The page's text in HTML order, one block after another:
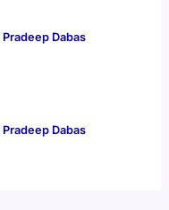
Pradeep Dabas
Pradeep Dabas